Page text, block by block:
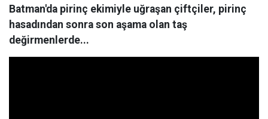
Batman'da pirinç ekimiyle uğraşan çiftçiler, pirinç
hasadından sonra son aşama olan taş
değirmenlerde...